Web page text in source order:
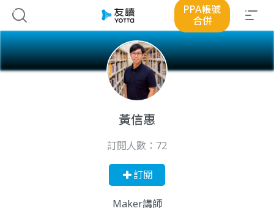
PPA帳號
合併
黃信惠
訂閱人數： 72
訂閱
Maker講師